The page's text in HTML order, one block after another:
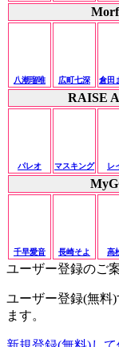
八潮瑠唯 広町七深 倉田
RAISE
パレオ マスキング レ
千早愛音 長崎そよ 高
ユーザー登録のご
ユーザー登録(無料
ます。